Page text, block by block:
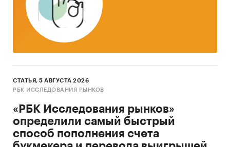
СТАТЬЯ, 5 АВГУСТА 2026
РБК ИССЛЕДОВАНИЯ РЫНКОВ
«РБК Исследования рынков»
определили самый быстрый
способ пополнения счета